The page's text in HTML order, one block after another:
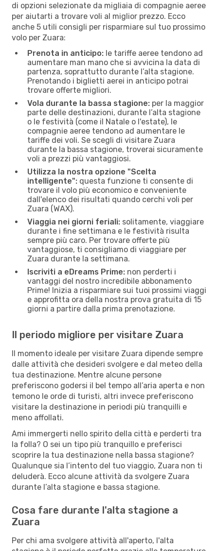
di opzioni selezionate da migliaia di compagnie aeree
per aiutarti a trovare voli al miglior prezzo. Ecco
anche 5 utili consigli per risparmiare sul tuo prossimo
volo per Zuara:
Prenota in anticipo: le tariffe aeree tendono ad
aumentare man mano che si avvicina la data di
partenza, soprattutto durante l’alta stagione.
Prenotando i biglietti aerei in anticipo potrai
trovare offerte migliori.
Vola durante la bassa stagione: per la maggior
parte delle destinazioni, durante l’alta stagione
o le festività (come il Natale o l'estate), le
compagnie aeree tendono ad aumentare le
tariffe dei voli. Se scegli di visitare Zuara
durante la bassa stagione, troverai sicuramente
voli a prezzi più vantaggiosi.
Utilizza la nostra opzione "Scelta
intelligente": questa funzione ti consente di
trovare il volo più economico e conveniente
dall'elenco dei risultati quando cerchi voli per
Zuara (WAX).
Viaggia nei giorni feriali: solitamente, viaggiare
durante i fine settimana e le festività risulta
sempre più caro. Per trovare offerte più
vantaggiose, ti consigliamo di viaggiare per
Zuara durante la settimana.
Iscriviti a eDreams Prime: non perderti i
vantaggi del nostro incredibile abbonamento
Prime! Inizia a risparmiare sui tuoi prossimi viaggi
e approfitta ora della nostra prova gratuita di 15
giorni a partire dalla prima prenotazione.
Il periodo migliore per visitare Zuara
Il momento ideale per visitare Zuara dipende sempre
dalle attività che desideri svolgere e dal meteo della
tua destinazione. Mentre alcune persone
preferiscono godersi il bel tempo all’aria aperta e non
temono le orde di turisti, altri invece preferiscono
visitare la destinazione in periodi più tranquilli e
meno affollati.
Ami immergerti nello spirito della città e perderti tra
la folla? O sei un tipo più tranquillo e preferisci
scoprire la tua destinazione nella bassa stagione?
Qualunque sia l’intento del tuo viaggio, Zuara non ti
deluderà. Ecco alcune attività da svolgere Zuara
durante l’alta stagione e bassa stagione.
Cosa fare durante l'alta stagione a
Zuara
Per chi ama svolgere attività all'aperto, l'alta